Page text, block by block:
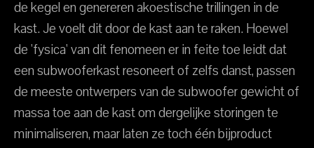
de kegel en genereren akoestische trillingen in de
kast. Je voelt dit door de kast aan te raken. Hoewel
de 'fysica' van dit fenomeen er in feite toe leidt dat
een subwooferkast resoneert of zelfs danst, passen
de meeste ontwerpers van de subwoofer gewicht of
massa toe aan de kast om dergelijke storingen te
minimaliseren, maar laten ze toch één bijproduct